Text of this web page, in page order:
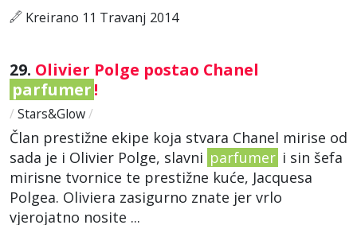
Kreirano 11 Travanj 2014
29. Olivier Polge postao Chanel
parfumer!
/ Stars&Glow/
Član prestižne ekipe koja stvara Chanel mirise od
sada je i Olivier Polge, slavni parfumer i sin šefa
mirisne tvornice te prestižne kuće, Jacquesa
Polgea. Oliviera zasigurno znate jer vrlo
vjerojatno nosite ...